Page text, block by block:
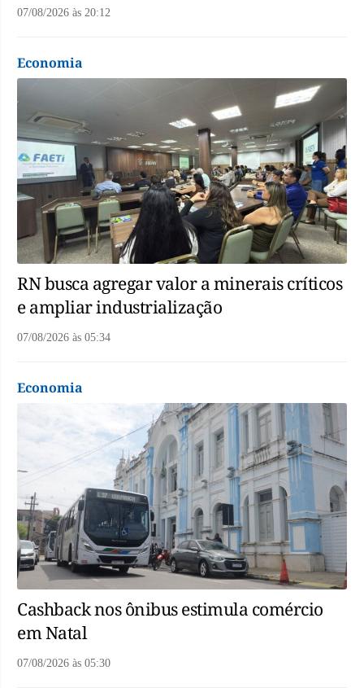
07/08/2026 às 20:12
Economia
RN busca agregar valor a minerais críticos
e ampliar industrialização
07/08/2026 às 05:34
Economia
Cashback nos ônibus estimula comércio
em Natal
07/08/2026 às 05:30